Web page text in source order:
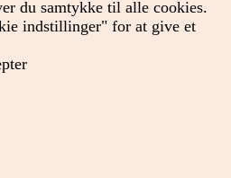
du samtykke til alle cookies.
indstillinger" for at give et